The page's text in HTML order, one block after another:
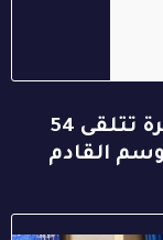
اللجنة العليا لشؤون الحج والعمرة تتلقى 54
القادم